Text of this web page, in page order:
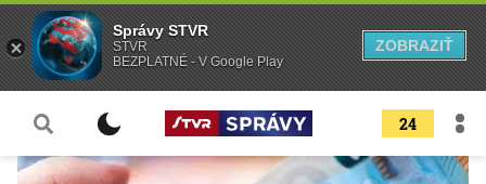
24
Správy STVR
STVR
BEZPLATNÉ - V Google Play
ZOBRAZIŤ